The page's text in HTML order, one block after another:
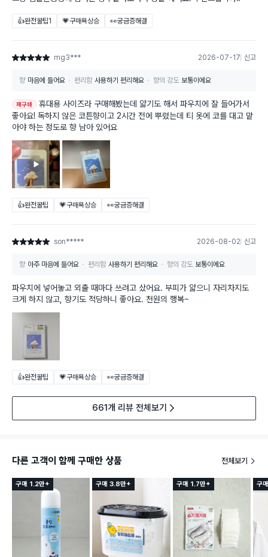
👍완전꿀팁1 💗구매욕상승 👀궁금증해결
별점 5점 mg3*** 2026-07-17 신고
향 마음에 들어요 편리함 사용하기 편리해요 향의 강도 보통이에요
재구매
휴대용 사이즈라 구매해봤는데 얇기도 해서 파우치에 잘 들어가서
좋아요! 독하지 않은 코튼향이고 2시간 전에 뿌렸는데 티 옷에 코를 대고 맡
아야 하는 정도로 향 남아 있어요
👍완전꿀팁 💗구매욕상승 👀궁금증해결
별점 5점 son***** 2026-08-02 신고
향 아주 마음에 들어요 편리함 사용하기 편리해요 향의 강도 보통이에요
파우치에 넣어놓고 외출 때마다 쓰려고 샀어요. 부피가 얇으니 자리차지도
크게 하지 않고, 향기도 적당하니 좋아요. 천원의 행복~
👍완전꿀팁 💗구매욕상승 👀궁금증해결
661개 리뷰 전체보기
다른 고객이 함께 구매한 상품 전체보기
구매 1.2만+ 구매 3.8만+ 구매 1.7만+ 구